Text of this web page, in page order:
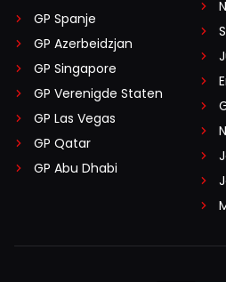
GP Spanje
GP Azerbeidzjan
GP Singapore
GP Verenigde Staten
GP Las Vegas
GP Qatar
GP Abu Dhabi